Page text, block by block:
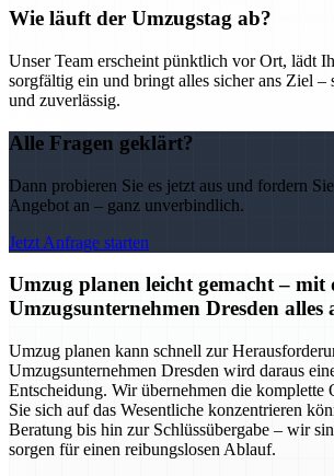
Wie läuft der Umzugstag ab?
Unser Team erscheint pünktlich vor Ort, lädt
sorgfältig ein und bringt alles sicher ans Ziel –
und zuverlässig.
Alle Fragen geklärt?
Dann probieren Sie es jetzt aus und fordern
Angebot an – ganz unverbindlich.
Jetzt Anfrage starten
Umzug planen leicht gemacht – mit
Umzugsunternehmen Dresden alles
Umzug planen kann schnell zur
Umzugsunternehmen Dresden wird daraus
Entscheidung. Wir übernehmen die komplette
Sie sich auf das Wesentliche konzentrieren
Beratung bis hin zur Schlüssübergabe – wir
sorgen für einen reibungslosen Ablauf.